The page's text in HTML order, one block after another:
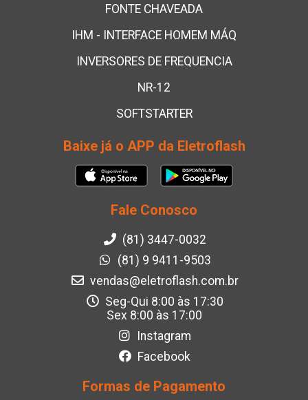
FONTE CHAVEADA
IHM - INTERFACE HOMEM MÁQ
INVERSORES DE FREQUENCIA
NR-12
SOFTSTARTER
Baixe já o APP da Eletroflash
Fale Conosco
(81) 3447-0032
(81) 9 9411-9503
vendas@eletroflash.com.br
Seg-Qui 8:00 às 17:30
Sex 8:00 às 17:00
Instagram
Facebook
Formas de Pagamento